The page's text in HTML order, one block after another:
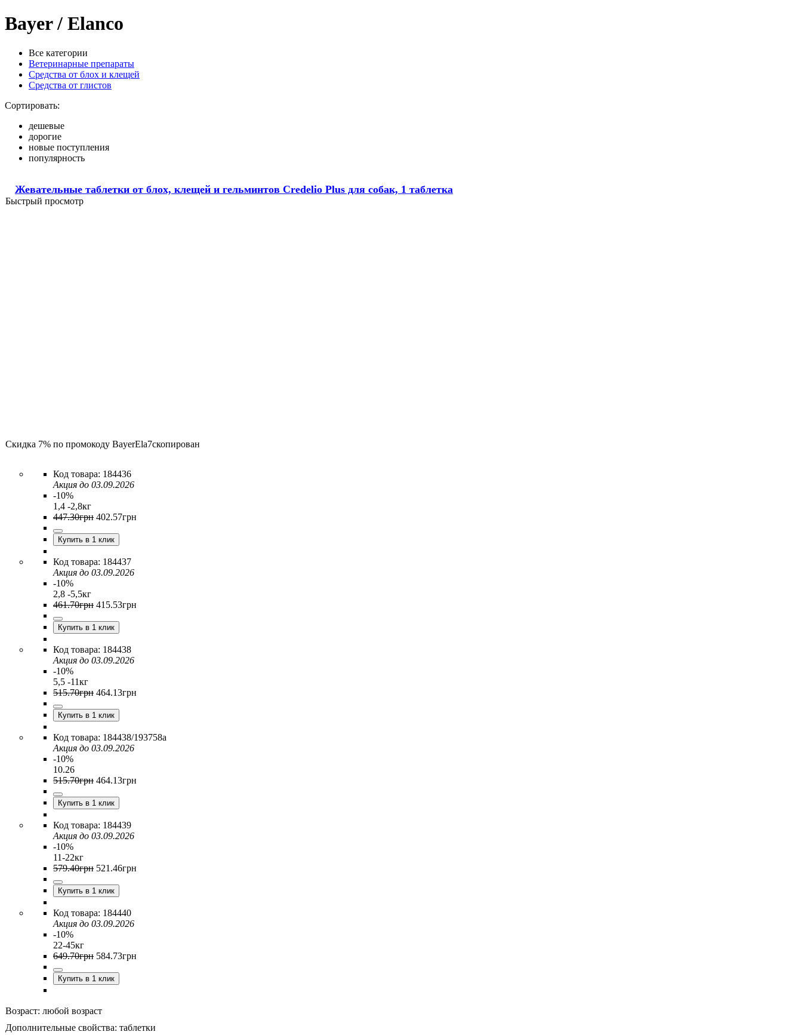
Bayer / Elanco
Все категории
Ветеринарные препараты
Средства от блох и клещей
Средства от глистов
Сортировать:
дешевые
дорогие
новые поступления
популярность
Жевательные таблетки от блох, клещей и гельминтов Credelio Plus для собак, 1 таблетка
Быстрый просмотр
Скидка 7% по промокоду BayerEla7скопирован
184436
Акция до 03.09.2026
-10%
1,4 -2,8кг
447.30грн 402.57грн
Купить в 1 клик
184437
Акция до 03.09.2026
-10%
2,8 -5,5кг
461.70грн 415.53грн
Купить в 1 клик
184438
Акция до 03.09.2026
-10%
5,5 -11кг
515.70грн 464.13грн
Купить в 1 клик
184438/193758a
Акция до 03.09.2026
-10%
10.26
515.70грн 464.13грн
Купить в 1 клик
184439
Акция до 03.09.2026
-10%
11-22кг
579.40грн 521 .46грн
Купить в 1 клик
184440
Акция до 03.09.2026
-10%
22-45кг
649.70грн 584.73грн
Купить в 1 клик
Возраст: любой возраст
Дополнительные свойства: таблетки